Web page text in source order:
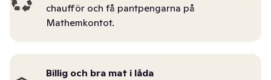
chaufför och få pantpengarna på
Mathemkontot.
Billig och bra mat i låda